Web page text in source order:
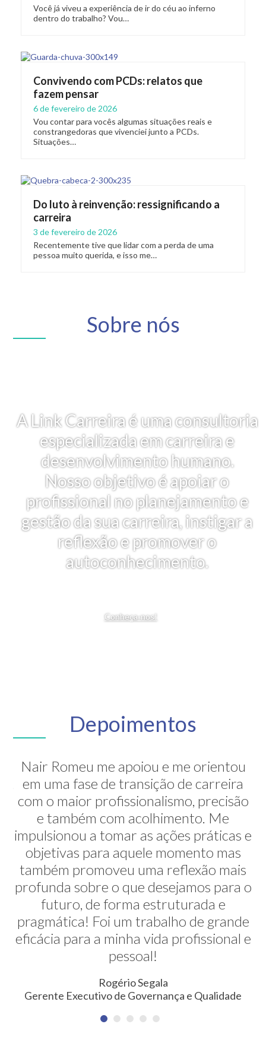
Você já viveu a experiência de ir do céu ao inferno
dentro do trabalho? Vou…
Convivendo com PCDs: relatos que
fazem pensar
6 de fevereiro de 2026
Vou contar para vocês algumas situações reais e
constrangedoras que vivenciei junto a PCDs.
Situações…
Do luto à reinvenção: ressignificando a
carreira
3 de fevereiro de 2026
Recentemente tive que lidar com a perda de uma
pessoa muito querida, e isso me…
Sobre nós
A Link Carreira é uma consultoria
especializada em carreira e
desenvolvimento humano.
Nosso objetivo é apoiar o
profissional no planejamento e
gestão da sua carreira, instigar a
reflexão e promover o
autoconhecimento.
Conheça-nos!
Depoimentos
Nair Romeu me apoiou e me orientou
em uma fase de transição de carreira
com o maior profissionalismo, precisão
e também com acolhimento. Me
impulsionou a tomar as ações práticas e
objetivas para aquele momento mas
também promoveu uma reflexão mais
profunda sobre o que desejamos para o
futuro, de forma estruturada e
pragmática! Foi um trabalho de grande
eficácia para a minha vida profissional e
pessoal!
Rogério Segala
Gerente Executivo de Governança e Qualidade
A Nair é inesquecível! Através de sua
grande competência ela me mostrou
alternativas na minha transição de
carreira. E ela faz isso de uma maneira
muito sútil e elegante. Hoje exerço uma
profissão nunca pensada antes. Meus
agradecimentos!
Erica Rodrigues
Consultora em Qualidade, Meio Ambiente, Saúde e
Segurança do Trabalho